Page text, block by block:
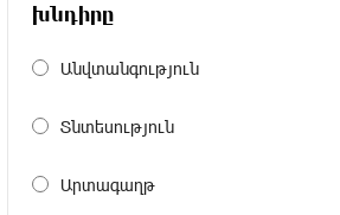
Լիբանանում
հրամանատարական կետերի և
Լայպցիգը»
խնդիրը
Անվտանգություն
Տնտեսություն
Արտագաղթ